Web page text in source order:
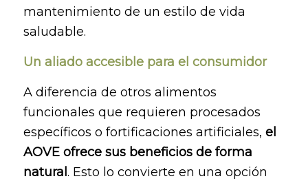
mantenimiento de un estilo de vida
saludable.
Un aliado accesible para el consumidor
A diferencia de otros alimentos
funcionales que requieren procesados
específicos o fortificaciones artificiales, el
AOVE ofrece sus beneficios de forma
natural. Esto lo convierte en una opción